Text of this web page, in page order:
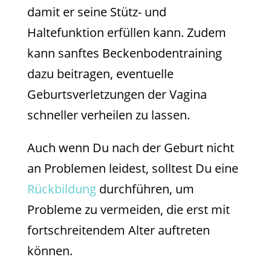
damit er seine Stütz- und
Haltefunktion erfüllen kann. Zudem
kann sanftes Beckenbodentraining
dazu beitragen, eventuelle
Geburtsverletzungen der Vagina
schneller verheilen zu lassen.
Auch wenn Du nach der Geburt nicht
an Problemen leidest, solltest Du eine
Rückbildungdurchführen, um
Probleme zu vermeiden, die erst mit
fortschreitendem Alter auftreten
können.